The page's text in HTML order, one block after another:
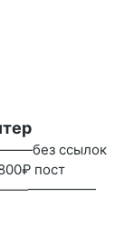
ссылок
пост